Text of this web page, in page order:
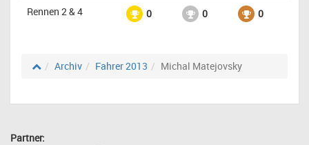
Rennen 2 & 4 0 0 0
Archiv Fahrer 2013 Michal Matejovsky
Partner: